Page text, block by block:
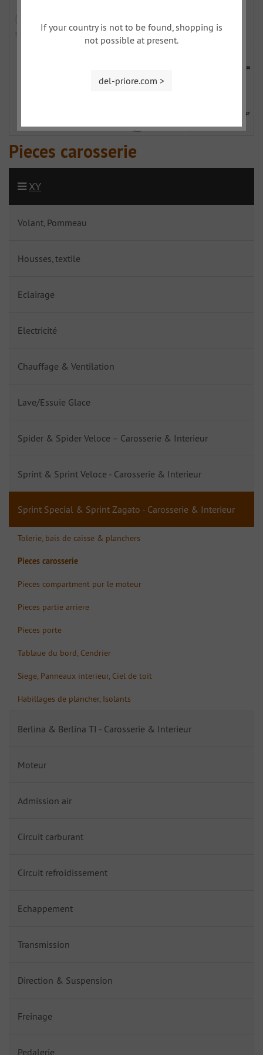
Pieces carosserie
XY
Volant, Pommeau
Housses, textile
Eclairage
Electricité
Chauffage & Ventilation
Lave/Essuie Glace
Spider & Spider Veloce – Carosserie & Interieur
Sprint & Sprint Veloce - Carosserie & Interieur
Sprint Special & Sprint Zagato - Carosserie & Interieur
Tolerie, bais de caisse & planchers
Pieces carosserie
Pieces compartment pur le moteur
Pieces partie arriere
Pieces porte
Tablaue du bord, Cendrier
Siege, Panneaux interieur, Ciel de toit
Habillages de plancher, Isolants
Berlina & Berlina TI - Carosserie & Interieur
Moteur
Admission air
Circuit carburant
Circuit refroidissement
Echappement
Transmission
Direction & Suspension
Freinage
Pedalerie
If your country is not to be found, shopping is
not possible at present.
del-priore.com >